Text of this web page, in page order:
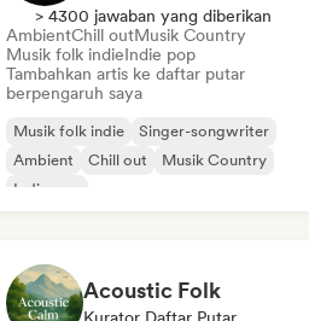
> 4300 jawaban yang diberikan
AmbientChill outMusik Country
Musik folk indieIndie pop
Tambahkan artis ke daftar putar
berpengaruh saya
Musik folk indie
Singer-songwriter
Ambient
Chill out
Musik Country
Indie pop
Acoustic Folk